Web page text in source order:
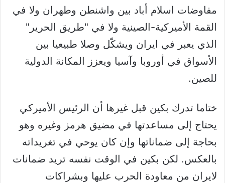
مفاوضات اسلام أباد بين واشنطن وطهران ولا في
القمة الأميركية-الصينية ولا في "طريق الحرير"
الذي يعبر في ايران ويشكّل وصلا طبيعيا بين
الأسواق في أوروبا وآسيا ويعزز المكانة الدولية
للصين.
ختاما تدرك بكين قبل غيرها أن الرئيس الأميركي
يحتاج إلى مساعدتها في مضيق هرمز وغيره وهو
بحاجة إلى ضماناتها وإن كان يوحي في تغريداته
بالعكس. لكن بكين في الوقت نفسه تريد ضمانات
لايران من معاودة الحرب عليها وبشراكات